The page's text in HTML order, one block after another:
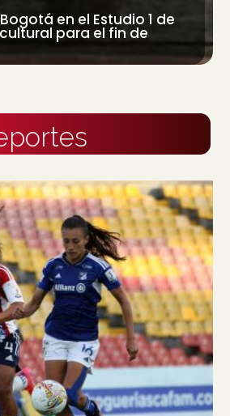
en el Estudio 1 de
para el fin de